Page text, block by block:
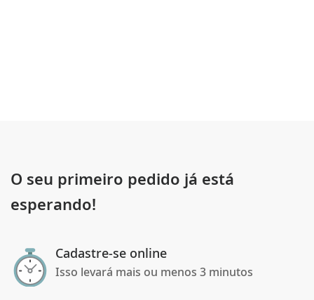
O seu primeiro pedido já está
esperando!
Cadastre-se online
Isso levará mais ou menos 3 minutos